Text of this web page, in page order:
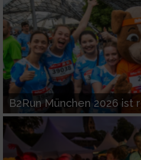
B2Run München 2026